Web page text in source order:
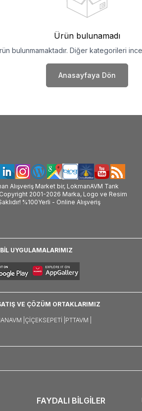
Ürün bulunamadı
bulunmamaktadır. Diğer kategorileri
Anasayfaya Dön
Alışveriş Market bir, LokmanAVM Tarık
2001-2026 Marka, Logo ve Resim
%100Yerli - Online Alışveriş
UYGULAMALARIMIZ
VE ÇÖZÜM ORTAKLARIMIZ
| ÇIÇEKSEPETI | PTTAVM |
FAYDALI BİLGİLER